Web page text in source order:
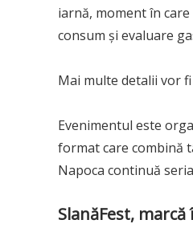
iarnă, moment în
consum și evaluare
Mai multe detalii vor
Evenimentul este
format care combină
Napoca continuă
SlanăFest,